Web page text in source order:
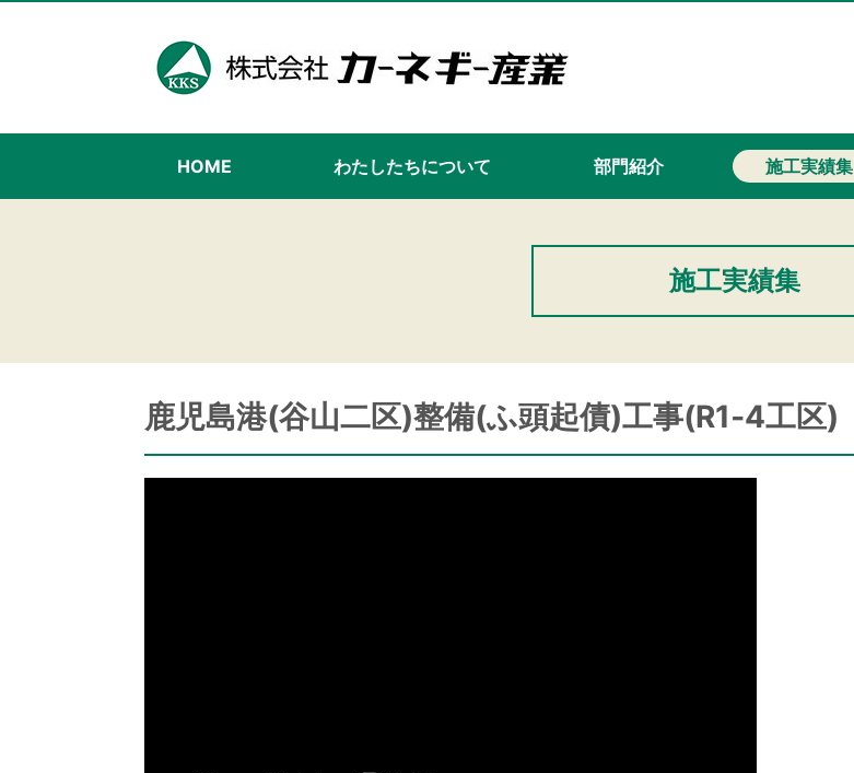
HOME わたしたちについて 部門紹介 施工実績集
施工実績集
鹿児島港(谷山二区)整備(ふ頭起債)工事(R1‐4工区)